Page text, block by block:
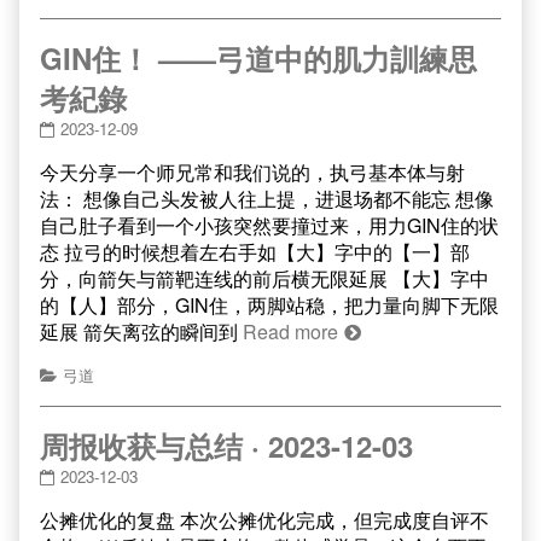
GIN住！ ——弓道中的肌力訓練思
考紀錄
2023-12-09
今天分享一个师兄常和我们说的，执弓基本体与射
法： 想像自己头发被人往上提，进退场都不能忘 想像
自己肚子看到一个小孩突然要撞过来，用力GIN住的状
态 拉弓的时候想着左右手如【大】字中的【一】部
分，向箭矢与箭靶连线的前后横无限延展 【大】字中
的【人】部分，GIN住，两脚站稳，把力量向脚下无限
延展 箭矢离弦的瞬间到 Read more
弓道
周报收获与总结 · 2023-12-03
2023-12-03
公摊优化的复盘 本次公摊优化完成，但完成度自评不